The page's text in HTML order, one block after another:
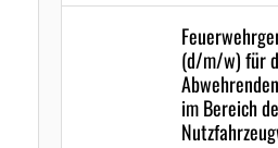
(d/m/w) für
im Bereich